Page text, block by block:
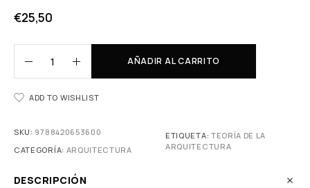
€25,50
AÑADIR AL CARRITO
ADD TO WISHLIST
SKU: 9788420653600
CATEGORÍA: ARQUITECTURA
ETIQUETA: TEORÍA DE LA
ARQUITECTURA
DESCRIPCIÓN